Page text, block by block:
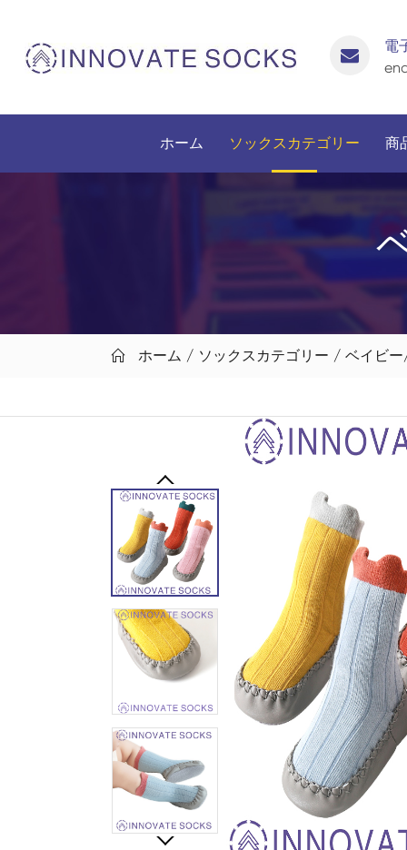
電
ホーム ソックスカテゴリー 商
 ホーム ソックスカテゴリー ベイビ